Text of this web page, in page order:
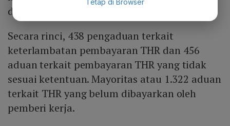
dari total aduan THR.
Secara rinci, 438 pengaduan terkait
keterlambatan pembayaran THR dan 456
aduan terkait pembayaran THR yang tidak
sesuai ketentuan. Mayoritas atau 1.322 aduan
terkait THR yang belum dibayarkan oleh
pemberi kerja.